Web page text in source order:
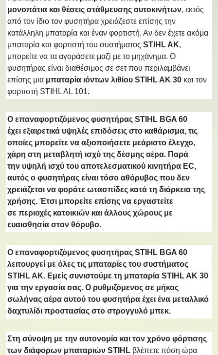
μονοπάτια και θέσεις στάθμευσης αυτοκινήτων, εκτός
από τον ίδιο τον φυσητήρα χρειάζεστε επίσης την
κατάλληλη μπαταρία και έναν φορτιστή. Αν δεν έχετε ακόμα
μπαταρία και φορτιστή του συστήματος STIHL AK,
μπορείτε να τα αγοράσετε μαζί με το μηχάνημα. Ο
φυσητήρας είναι διαθέσιμος σε σετ που περιλαμβάνει
επίσης μια μπαταρία ιόντων λιθίου STIHL AK 30 και τον
φορτιστή STIHL AL 101.
Ο επαναφορτιζόμενος φυσητήρας STIHL BGA 60
έχει εξαιρετικά υψηλές επιδόσεις στο καθάρισμα, τις
οποίες μπορείτε να αξιοποιήσετε μεάριστο έλεγχο,
χάρη στη μεταβλητή ισχύ της δέσμης αέρα. Παρά
την υψηλή ισχύ του αποτελεσματικού κινητήρα EC,
αυτός ο φυσητήρας είναι τόσο αθόρυβος που δεν
χρειάζεται να φοράτε ωτασπίδες κατά τη διάρκεια της
χρήσης. Έτσι μπορείτε επίσης να εργαστείτε
σε περιοχές κατοικιών και άλλους χώρους με
ευαισθησία στον θόρυβο.
Ο επαναφορτιζόμενος φυσητήρας STIHL BGA 60
λειτουργεί με όλες τις μπαταρίες του συστήματος
STIHL AK. Εμείς συνιστούμε τη μπαταρία STIHL AK 30
για την εργασία σας. Ο ρυθμιζόμενος σε μήκος
σωλήνας αέρα αυτού του φυσητήρα έχει ένα μεταλλικό
δαχτυλίδι προστασίας στο στρογγυλό μπεκ.
Στη σύνοψη με την αυτονομία και τον χρόνο φόρτισης
των διάφορων μπαταριών STIHL βλέπετε πόση ώρα